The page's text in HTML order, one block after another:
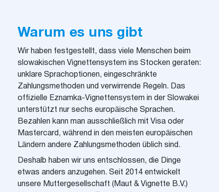
Warum es uns gibt
Wir haben festgestellt, dass viele Menschen beim
slowakischen Vignettensystem ins Stocken geraten:
unklare Sprachoptionen, eingeschränkte
Zahlungsmethoden und verwirrende Regeln. Das
offizielle Eznamka-Vignettensystem in der Slowakei
unterstützt nur sechs europäische Sprachen.
Bezahlen kann man ausschließlich mit Visa oder
Mastercard, während in den meisten europäischen
Ländern andere Zahlungsmethoden üblich sind.
Deshalb haben wir uns entschlossen, die Dinge
etwas anders anzugehen. Seit 2014 entwickelt
unsere Muttergesellschaft (Maut & Vignette B.V.)